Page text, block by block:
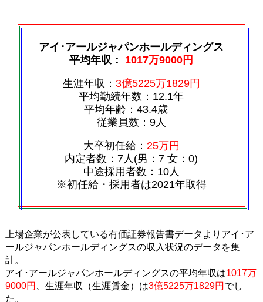
アイ･アールジャパンホールディングス
平均年収： 1017万9000円
生涯年収： 3億5225万1829円
平均勤続年数：12.1年
平均年齢：43.4歳
従業員数：9人
大卒初任給： 25万円
内定者数：7人(男：7 女：0)
中途採用者数：10人
※初任給・採用者は2021年取得
上場企業が公表している有価証券報告書データよりアイ･ア
ールジャパンホールディングスの収入状況のデータを集
計。
アイ･アールジャパンホールディングスの平均年収は1017万
9000円
、生涯年収（生涯賃金）は3億5225万1829円 でし
た。